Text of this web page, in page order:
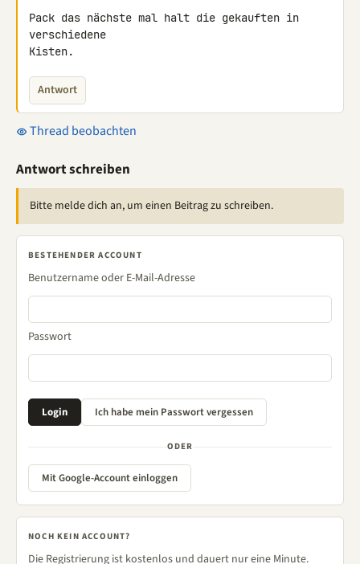
Pack das nächste mal halt die gekauften in
verschiedene
Kisten.
Antwort
Thread beobachten
Antwort schreiben
Bitte melde dich an, um einen Beitrag zu schreiben.
BESTEHENDER ACCOUNT
Benutzername oder E-Mail-Adresse
Passwort
ODER
Mit Google-Account einloggen
NOCH KEIN ACCOUNT?
Die Registrierung ist kostenlos und dauert nur eine Minute.